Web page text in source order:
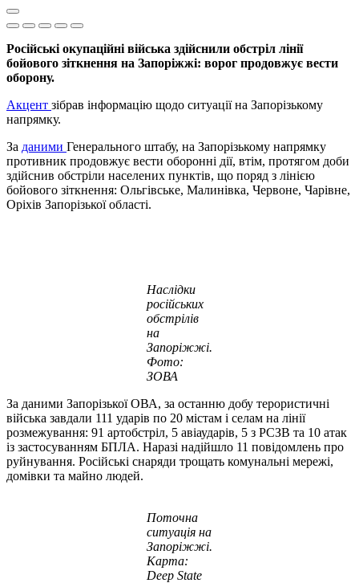
Російські окупаційні війська здійснили обстріл лінії
бойового зіткнення на Запоріжжі: ворог продовжує вести
оборону.
Акцент зібрав інформацію щодо ситуації на Запорізькому
напрямку.
За даними Генерального штабу, на Запорізькому напрямку
противник продовжує вести оборонні дії, втім, протягом доби
здійснив обстріли населених пунктів, що поряд з лінією
бойового зіткнення: Ольгівське, Малинівка, Червоне, Чарівне,
Оріхів Запорізької області.
Наслідки
російських
обстрілів
на
Запоріжжі.
Фото:
ЗОВА
За даними Запорізької ОВА, за останню добу терористичні
війська завдали 111 ударів по 20 містам і селам на лінії
розмежування: 91 артобстріл, 5 авіаударів, 5 з РСЗВ та 10 атак
із застосуванням БПЛА. Наразі надійшло 11 повідомлень про
руйнування. Російські снаряди трощать комунальні мережі,
домівки та майно людей.
Поточна
ситуація на
Запоріжжі.
Карта:
Deep State